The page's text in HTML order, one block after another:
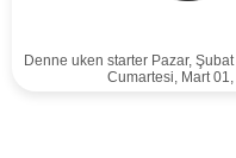
Denne uken starter Pazar,
Cumartesi, Mart